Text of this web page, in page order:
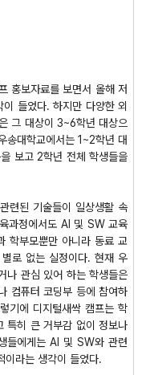
홍보자료를 보면서 올해 저
들었다. 하지만 다양한 외
그 대상이 3~6학년 대상으
송대학교에서는 1~2학년 대
보고 2학년 전체 학생들을
련된 기술들이 일상생활 속
과정에서도 AI 및 SW 교육
학부모뿐만 아니라 동료 교
로 없는 실정이다. 현재 우
나 관심 있어 하는 학생들은
컴퓨터 코딩부 등에 참여하
기에 디지털새싹 캠프는 학
특히 큰 거부감 없이 정보나
들에게는 AI 및 SW와 관련
이라는 생각이 들었다.